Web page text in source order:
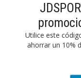
Utilice este
ahorrar un 10%